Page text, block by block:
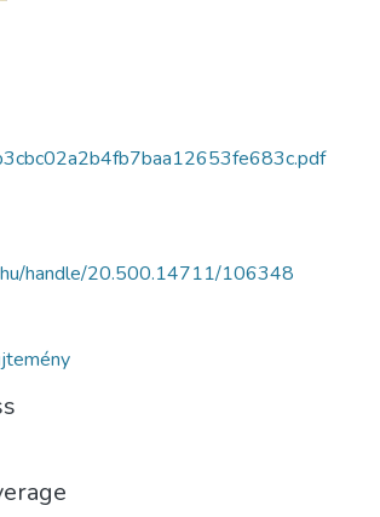
handle/20.500.14711/106348